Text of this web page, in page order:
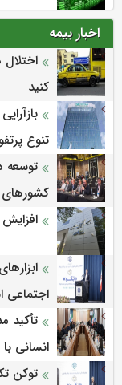
اخبار بیمه
کنید
تنوع
توسعه
کشورهای
اجتماعی
تأکید
انسانی
توکن